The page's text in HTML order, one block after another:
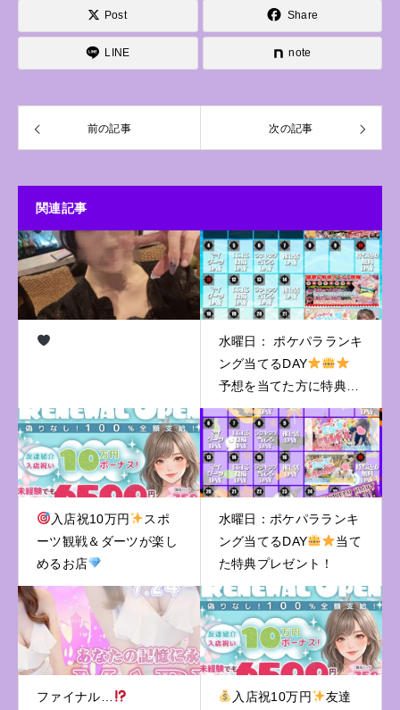
Post Share
LINE note
前の記事 次の記事
関連記事
水曜日： ポケパラランキ
ング当てるDAY
予想を当てた方に特典プ
レゼント！
入店祝10万円
スポ
ーツ観戦＆ダーツが楽し
めるお店
水曜日：ポケパラランキ
ング当てるDAY
当て
た特典プレゼント！
ファイナル… 入店祝10万円 友達